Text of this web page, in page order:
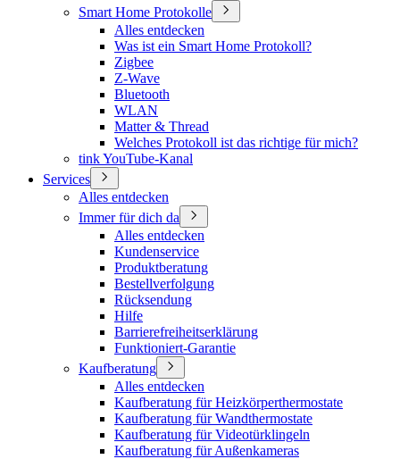
Smart Home Protokolle
Alles entdecken
Was ist ein Smart Home Protokoll?
Zigbee
Z-Wave
Bluetooth
WLAN
Matter & Thread
Welches Protokoll ist das richtige für mich?
tink YouTube-Kanal
Services
Alles entdecken
Immer für dich da
Alles entdecken
Kundenservice
Produktberatung
Bestellverfolgung
Rücksendung
Hilfe
Barrierefreiheitserklärung
Funktioniert-Garantie
Kaufberatung
Alles entdecken
Kaufberatung für Heizkörperthermostate
Kaufberatung für Wandthermostate
Kaufberatung für Videotürklingeln
Kaufberatung für Außenkameras